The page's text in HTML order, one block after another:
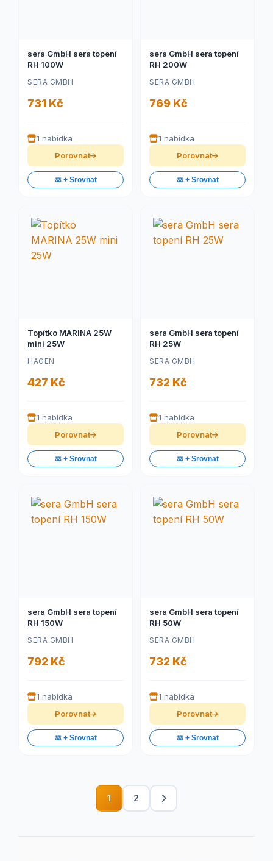
sera GmbH sera topení
RH 100W
SERA GMBH
731 Kč
1 nabídka
Porovnat
⚖️ + Srovnat
sera GmbH sera topení
RH 200W
SERA GMBH
769 Kč
1 nabídka
Porovnat
⚖️ + Srovnat
Topítko MARINA 25W
mini 25W
HAGEN
427 Kč
1 nabídka
Porovnat
⚖️ + Srovnat
sera GmbH sera topení
RH 25W
SERA GMBH
732 Kč
1 nabídka
Porovnat
⚖️ + Srovnat
sera GmbH sera topení
RH 150W
SERA GMBH
792 Kč
1 nabídka
Porovnat
⚖️ + Srovnat
sera GmbH sera topení
RH 50W
SERA GMBH
732 Kč
1 nabídka
Porovnat
⚖️ + Srovnat
1 2